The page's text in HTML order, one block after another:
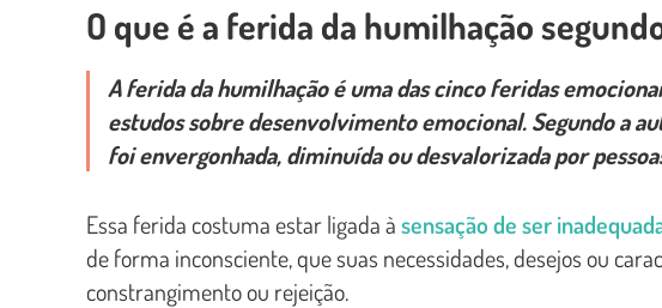
O que é a ferida da humilhação
Aferida da humilhaçãoé uma das cinco feridas
estudos sobre desenvolvimento emocional. Segundo a
foi envergonhada, diminuída ou desvalorizada por
Essa ferida costuma estar ligada àsensação de ser
de forma inconsciente, que suas necessidades, desejos ou
constrangimento ou rejeição.